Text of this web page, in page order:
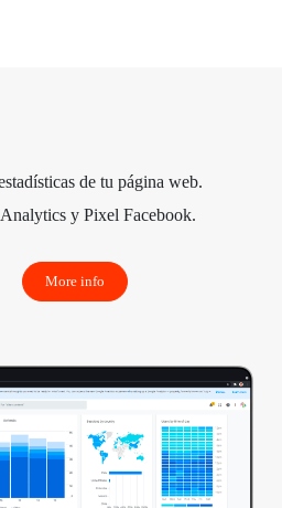
de tu página web.
y Pixel Facebook.
More info